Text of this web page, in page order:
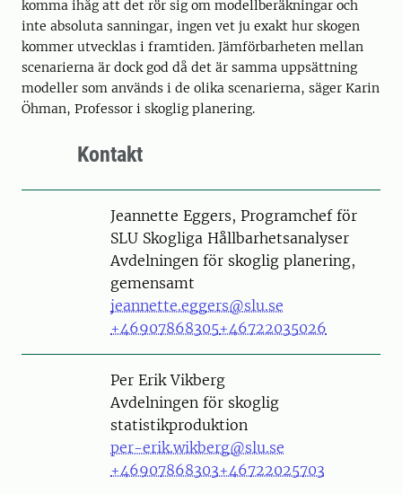
komma ihåg att det rör sig om modellberäkningar och
inte absoluta sanningar, ingen vet ju exakt hur skogen
kommer utvecklas i framtiden. Jämförbarheten mellan
scenarierna är dock god då det är samma uppsättning
modeller som används i de olika scenarierna, säger Karin
Öhman, Professor i skoglig planering.
Kontakt
PersonJeannette Eggers, Programchef för
SLU Skogliga Hållbarhetsanalyser
Avdelningen för skoglig planering,
gemensamt
jeannette.eggers@slu.se
+46907868305+46722035026
PersonPer Erik Vikberg
Avdelningen för skoglig
statistikproduktion
per-erik.wikberg@slu.se
+46907868303+46722025703